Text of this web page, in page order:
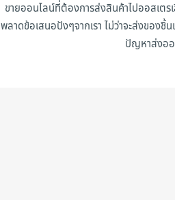
ขายออนไลน์ที่ต้องการส่งสินค้าไปออสเต
พลาดข้อเสนอปังๆจากเรา ไม่ว่าจะส่งขอ
ปัญหาส่งอ